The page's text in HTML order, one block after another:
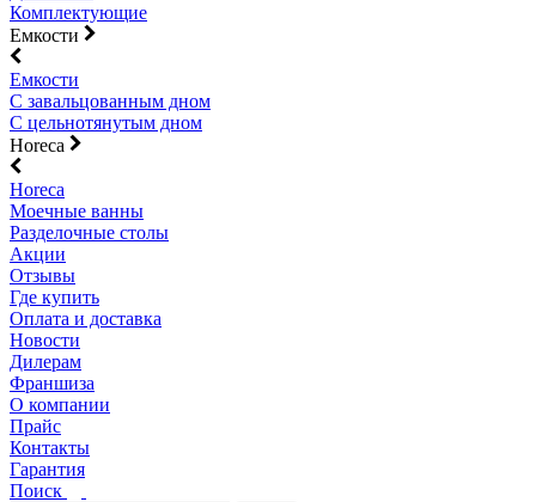
Комплектующие
Емкости
Емкости
С завальцованным дном
С цельнотянутым дном
Horeca
Horeca
Моечные ванны
Разделочные столы
Акции
Отзывы
Где купить
Оплата и доставка
Новости
Дилерам
Франшиза
О компании
Прайс
Контакты
Гарантия
Поиск